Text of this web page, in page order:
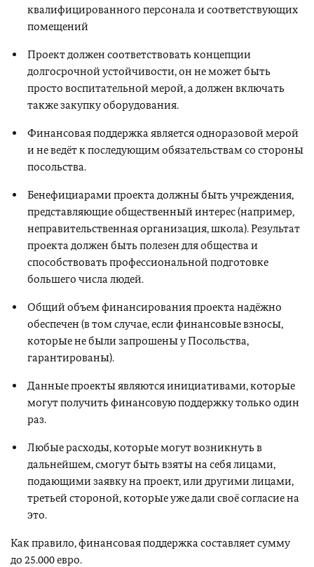
квалифицированного персонала и соответствующих
помещений
Проект должен соответствовать концепции
долгосрочной устойчивости, он не может быть
просто воспитательной мерой, а должен включать
также закупку оборудования.
Финансовая поддержка является одноразовой мерой
и не ведёт к последующим обязательствам со стороны
посольства.
Бенефициарами проекта должны быть учреждения,
представляющие общественный интерес (например,
неправительственная организация, школа). Результат
проекта должен быть полезен для общества и
способствовать профессиональной подготовке
большего числа людей.
Общий объем финансирования проекта надёжно
обеспечен (в том случае, если финансовые взносы,
которые не были запрошены у Посольства,
гарантированы).
Данные проекты являются инициативами, которые
могут получить финансовую поддержку только один
раз.
Любые расходы, которые могут возникнуть в
дальнейшем, смогут быть взяты на себя лицами,
подающими заявку на проект, или другими лицами,
третьей стороной, которые уже дали своё согласие на
это.
Как правило, финансовая поддержка составляет сумму
до 25.000 евро.